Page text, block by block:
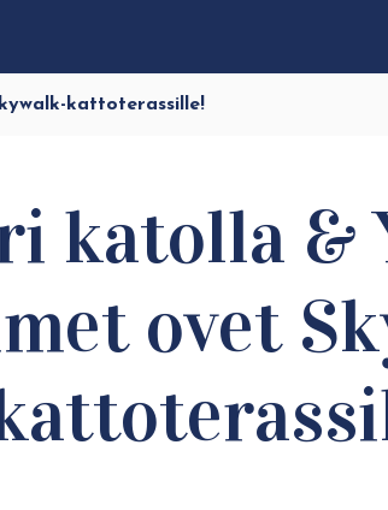
kattoterassille!
katolla &
ovet